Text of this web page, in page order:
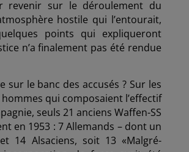
revenir sur le déroulement du
hostile qui l’entourait,
points qui expliqueront
n’a finalement pas été rendue
sur le banc des accusés ? Sur les
qui composaient l’effectif
seuls 21 anciens Waffen-SS
en 1953 : 7 Allemands – dont un
14 Alsaciens, soit 13 «Malgré-